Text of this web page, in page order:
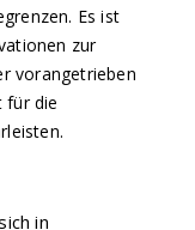
Es ist
zur
vorangetrieben
für die
in